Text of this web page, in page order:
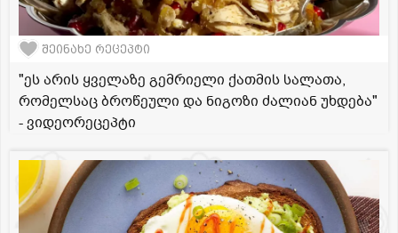
შეინახე რეცეპტი
"ეს არის ყველაზე გემრიელი ქათმის სალათა,
რომელსაც ბროწეული და ნიგოზი ძალიან უხდება"
- ვიდეორეცეპტი